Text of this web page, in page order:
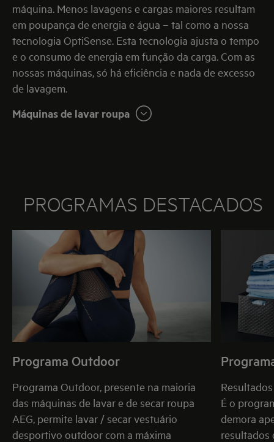
máquina. Menos lavagens e cargas maiores resultam
em poupança de energia e água – tal como a nossa
tecnologia OptiSense. Esta tecnologia ajusta o tempo
e o consumo de energia em função da carga. Com as
nossas máquinas, só há eficiência e nada de excesso
de lavagem.
Máquinas de lavar roupa
PROGRAMAS DESTACADOS
Programa Outdoor
Programa Outdoor, presente na maioria
das máquinas de lavar e de secar roupa
AEG, permite lavar / secarvestuário
desportivo outdoor com a máxima
É o
demora
resultados